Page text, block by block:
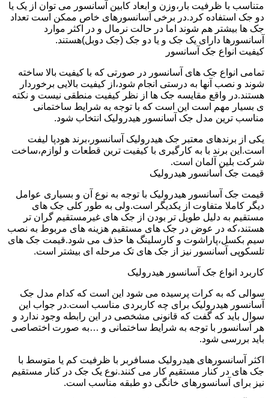
متناسب با ظرفیت بار،وزن و ابعاد کابین آسانسور می توان از یک یا
دو جک استفاده کرد.در برخی آسانسورهای خاص ممکن است تعداد
جک ها بیشتر هم شوند اما در حالت نرمال و در اکثر موارد
آسانسورها دارای یک جک و یا دو جک (جک دوبل)هستند.
کیفیت انواع جک آسانسور
تمامی انواع جک های آسانسور در صورتی که با کیفیت بالا ساخته
شوند و نصب آنها به درستی انجام شود،از کیفیت بالایی برخوردار
هستند.در واقع مقایسه جک ها از نظر کیفیت منطقی نیست و نکته
ی بسیار مهم است این است که با توجه به شرایط ساختمانی
مناسب ترین مدل جک آسانسور هیدرولیک انتخاب شود.
یکی از برندهای معتبر جک هیدرولیک آسانسور،برند هودپا لیفت
است.این برند با به کارگیری با کیفیت ترین قطعات و لوازم،ساخت
شرکت بلین آلمان است.
قیمت جک آسانسور هیدرولیک
قیمت جک آسانسور هیدرولیک با توجه به نوع آن و بسیاری عوامل
دیگر کاملا متفاوت از یکدیگر است.ولی به طور کلی جک های
مستقیم به دلیل طویل تر بودن از جک های غیرمستقیم گران تر
هستند،که در عوض در جک های مستقیم هزینه های مربوط به نصب
سیم بکسل،پاراشوت و کارسلینگ ها حذف می شود.قیمت جک های
تلسکوپی آسانسور نیز از جک های تک مرحله ای بیشتر است.
کاربرد انواع جک آسانسور هیدرولیک
سوالی که به کرات پرسیده می شود این است که کدام مدل جک
آسانسور هیدرولیک برای چه کاربردی مناسب است.در جواب این
سوال باید که گفت که قانونی مشخصی در این رابطه وجود ندارد و
هر آسانسور با توجه به شرایط ساختمانی و …به صورت اختصاصی
باید بررسی شود.
اکثر آسانسورهای هیدرولیک مسافربر با ظرفیت کم یا متوسط با
جک های در کنار مستقیم کار می کنند.نوع یک جک در کنار مستقیم
نیز برای آسانسورهای خانگی دو طبقه مناسب است.